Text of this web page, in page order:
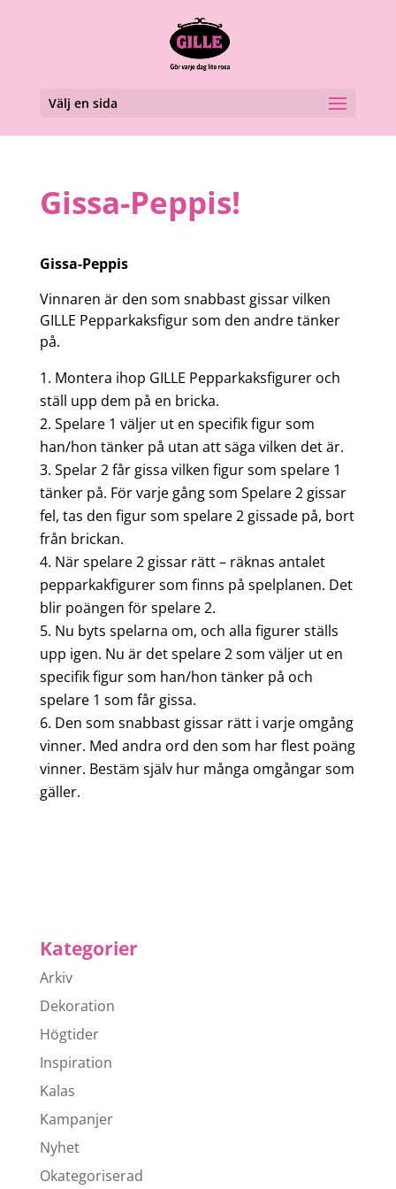
Välj en sida
Gissa-Peppis!
Gissa-Peppis
Vinnaren är den som snabbast gissar vilken
GILLE Pepparkaksfigur som den andre tänker
på.
Montera ihop GILLE Pepparkaksfigurer och
ställ upp dem på en bricka.
Spelare 1 väljer ut en specifik figur som
han/hon tänker på utan att säga vilken det är.
Spelar 2 får gissa vilken figur som spelare 1
tänker på. För varje gång som Spelare 2 gissar
fel, tas den figur som spelare 2 gissade på, bort
från brickan.
När spelare 2 gissar rätt – räknas antalet
pepparkakfigurer som finns på spelplanen. Det
blir poängen för spelare 2.
Nu byts spelarna om, och alla figurer ställs
upp igen. Nu är det spelare 2 som väljer ut en
specifik figur som han/hon tänker på och
spelare 1 som får gissa.
Den som snabbast gissar rätt i varje omgång
vinner. Med andra ord den som har flest poäng
vinner. Bestäm själv hur många omgångar som
gäller.
Kategorier
Arkiv
Dekoration
Högtider
Inspiration
Kalas
Kampanjer
Nyhet
Okategoriserad